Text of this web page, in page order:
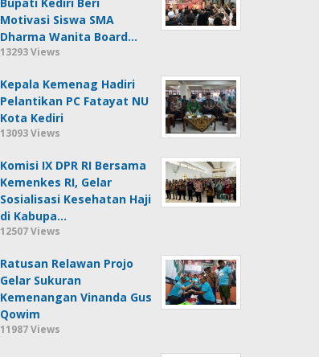
Motivasi Siswa SMA
Dharma Wanita Board…
13293 Views
Kepala Kemenag Hadiri
Pelantikan PC Fatayat NU
Kota Kediri
13093 Views
Komisi IX DPR RI Bersama
Kemenkes RI, Gelar
Sosialisasi Kesehatan Haji
di Kabupa…
12507 Views
Ratusan Relawan Projo
Gelar Sukuran
Kemenangan Vinanda Gus
Qowim
11987 Views